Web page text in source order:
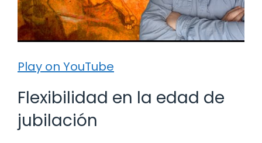
Play on YouTube
Flexibilidad en la edad de
jubilación